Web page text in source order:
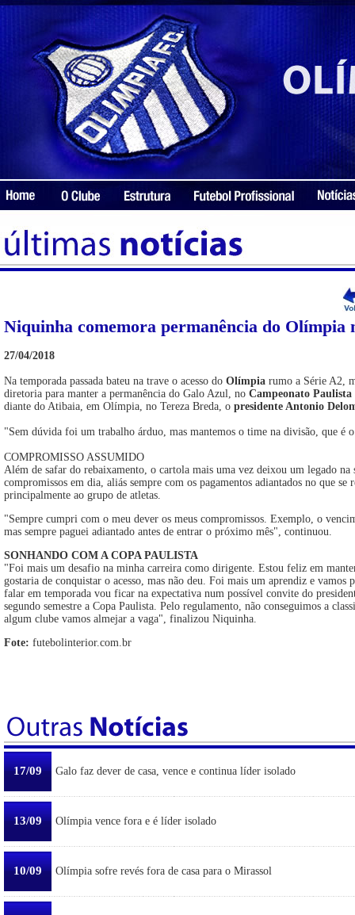
Niquinha comemora permanência do Olímpia
27/04/2018
Na temporada passada bateu na trave o acesso do Olímpia rumo a Série A2,
diretoria para manter a permanência do Galo Azul, no Campeonato Paulista
diante do Atibaia, em Olímpia, no Tereza Breda, o presidente Antonio
"Sem dúvida foi um trabalho árduo, mas mantemos o time na divisão, que é
COMPROMISSO ASSUMIDO
Além de safar do rebaixamento, o cartola mais uma vez deixou um legado na
compromissos em dia, aliás sempre com os pagamentos adiantados no que
principalmente ao grupo de atletas.
"Sempre cumpri com o meu dever os meus compromissos. Exemplo, o
mas sempre paguei adiantado antes de entrar o próximo mês", continuou.
SONHANDO COM A COPA PAULISTA
"Foi mais um desafio na minha carreira como dirigente. Estou feliz em
gostaria de conquistar o acesso, mas não deu. Foi mais um aprendiz e
falar em temporada vou ficar na expectativa num possível convite do
segundo semestre a Copa Paulista. Pelo regulamento, não conseguimos a
algum clube vamos almejar a vaga", finalizou Niquinha.
Fote: futebolinterior.com.br
17/09 Galo faz dever de casa, vence e continua líder isolado
13/09 Olímpia vence fora e é líder isolado
10/09 Olímpia sofre revés fora de casa para o Mirassol